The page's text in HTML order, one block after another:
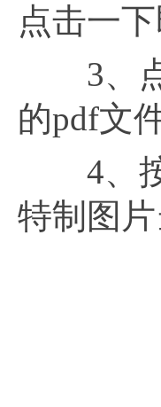
点击一
3、点
的pdf文件
4、按
特制图